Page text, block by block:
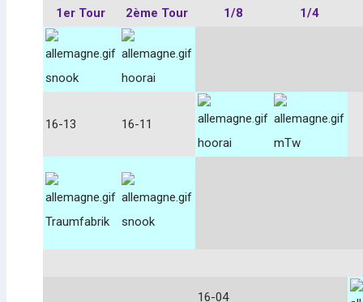
1er Tour 2ème Tour 1/8 1/4
snook hoorai
16-13
16-11
hoorai
mTw
Traumfabrik snook
16-04